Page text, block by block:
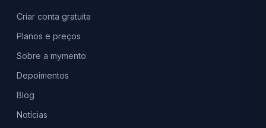
Criar conta gratuita
Planos e preços
Sobre a mymento
Depoimentos
Blog
Notícias